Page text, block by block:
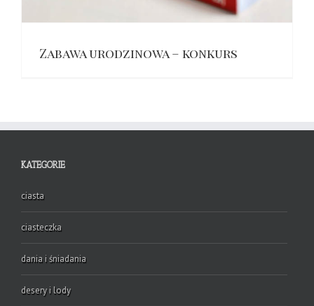
Zabawa urodzinowa – konkurs
KATEGORIE
ciasta
ciasteczka
dania i śniadania
desery i lody